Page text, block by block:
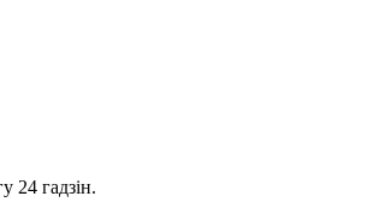
24 гадзін.